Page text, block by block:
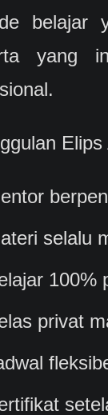
belajar
yang
selalu
100%
privat